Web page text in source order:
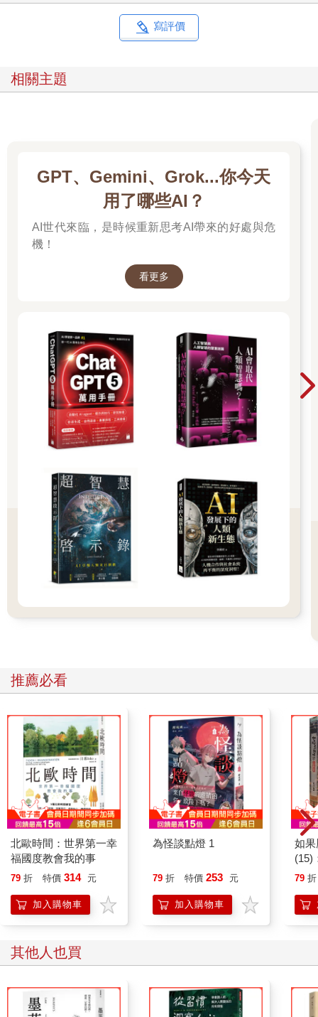
懂得善用情緒的人，最能贏得尊重。你的反應可能激發他們最好
或最壞的一面，所以，請慎選你的回應。
不論你是誰，只要需要與人互動，這些有高衝突人格傾向或人格
障礙的人，就有可能在你猝不及防時，讓你的工作與生活痛苦萬
如此對待你，你必須起身應對，因為他們的行為模式不會無故消
失，你必須採取行動捍衛自己。
有些衝突只是一時的，你要嘛贏他、要嘛避開就沒事了；但有許
多衝突，如果沒應對好，卻會一再出現傷害你、阻礙你。這本書
就是要幫助你，聰明應對這些你難以逃避的衝突與高衝突人士。
面對高衝突人士的挑釁，一般人的反應要不是戰就是逃，更多時
有怨氣，卻無方法解除，能不焦慮嗎？
這些總是給人壓力、讓人焦慮的人，他們的行為往往有模式可
對一直嫌你的主管，你該如何回話？對存在感超強的自戀狂同
事，如何設定界限？對自以為是的部屬，如何讓他心甘情願聽你
的？遇上不滿的顧客，又該如何快速安撫？……
我們從二十多年來的衝突調節經驗，研究出一套結合心理學與行
為科學，可有效駕馭高衝突的方法。多年來，我們已將這套方法
運用在各種工作場合，提供在種種困難時刻，你最需要的解危智
令人窒息的微管理
的直屬上司或部門主管，他做了什麼：把你的點子占為己有？對
你大吼大叫或是用不專業的態度跟你說話？對你或你負責的專案
進行讓人窒息的微管理？
你可能沒辦法改變這個人，但你一定可以找到方法，讓你們之間
的互動改善10%，小進展就可有效紓解你的壓力。
對令人窒息的微管理，有個相當好用的方法，是設定週會向你的
高衝突型上司報告最新工作進度。此方法有助你們以建設性方式
討論未來工作事項。
等取得他們的信任之後，再把週會改為一個月兩次，但每週仍提
供書面的進度報告。重點在於，如果你在這方面主動積極，高衝
衝突人士報告，一旦他們發現，他們的防禦情緒就會被挑起。
不希望有人對你微管理，唯一方式就是建立信任，而最佳做法是
︰隨時讓他們知道最新進度。他們不會主動停止微管理，但可能
會轉移注意力，不再緊盯你，改去盯別人。
10%的改善，就能有效減輕你的壓力，進而強化你的應對能力，
有效迎戰高衝突人士的未來行為。把焦點放在小成功，你會明
白，即便高衝突人士的行為不會改變，但你的策略有助於改善你
們每天的互動。
以提案取代直接回應
你永遠可以把過去的問題，拿來當做改進未來的提案，但過去發
生的事，沒有比你現在要做的重要，所以請避免強調過去的問題
有多糟糕，因為對高衝突人士而言，這只會激起他們的防禦心
以下是提案的三個步驟：
提出建議：說明誰該做什麼、何時做以及在哪裡做。
讓對方提問：對方會問相關問題，提案者再進一步回答。
想」。若對方不接受你的提議，就換他提出新提案。用這個簡單
方法，就可有效避免緊張狀況加劇，由於高衝突人士常會針對別
把問題聚焦在人、事、時、地上，但請避免詢問︰「為什麼？」
這類問題常會引發新爭辯，像是「為什麼你要提議這個？」或
寫評價
相關主題
GPT、Gemini、Grok...你今天
用了哪些AI？
AI世代來臨，是時候重新思考AI帶來的好處與危
機！
看更多
推薦必看
北歐時間：世界第一幸
福國度教會我的事
79 折 特價 314 元
加入購物車
為怪談點燈 1
79 折 特價 253 元
加入購物車
如
(15)
貓
79 折
其他人也買